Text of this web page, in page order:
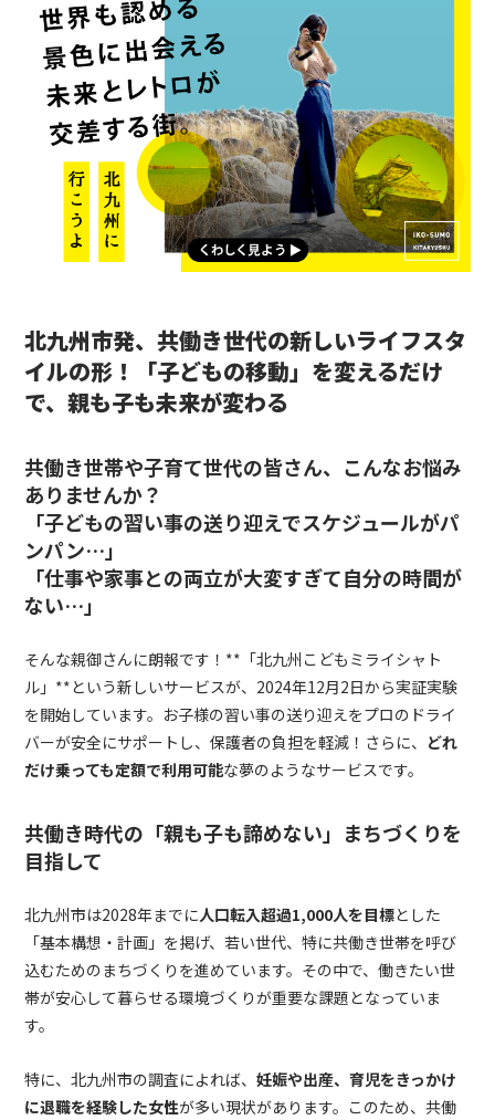
北九州市発、共働き世代の新しいライフスタ
イルの形！「子どもの移動」を変えるだけ
で、親も子も未来が変わる
共働き世帯や子育て世代の皆さん、こんなお悩み
ありませんか？
「子どもの習い事の送り迎えでスケジュールがパ
ンパン…」
「仕事や家事との両立が大変すぎて自分の時間が
ない…」
そんな親御さんに朗報です！**「北九州こどもミライシャト
ル」**という新しいサービスが、2024年12月2日から実証実験
を開始しています。お子様の習い事の送り迎えをプロのドライ
バーが安全にサポートし、保護者の負担を軽減！さらに、 どれ
だけ乗っても定額で利用可能な夢のようなサービスです。
共働き時代の「親も子も諦めない」まちづくりを
目指して
北九州市は2028年までに人口転入超過1,000人を目標とした
「基本構想・計画」を掲げ、若い世代、特に共働き世帯を呼び
込むためのまちづくりを進めています。その中で、働きたい世
帯が安心して暮らせる環境づくりが重要な課題となっていま
す。
特に、北九州市の調査によれば、妊娠や出産、育児をきっかけ
に退職を経験した女性が多い現状があります。このため、共働